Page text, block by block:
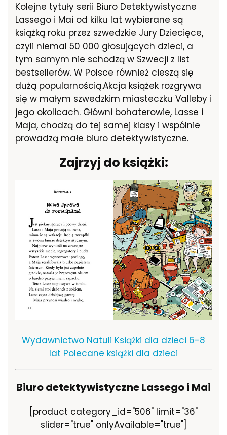
Kolejne tytuły serii Biuro Detektywistyczne
Lassego i Mai od kilku lat wybierane są
książką roku przez szwedzkie Jury Dziecięce,
czyli niemal 50 000 głosujących dzieci, a
tym samym nie schodzą w Szwecji z list
bestsellerów. W Polsce również cieszą się
dużą popularnością.Akcja książek rozgrywa
się w małym szwedzkim miasteczku Valleby i
jego okolicach. Główni bohaterowie, Lasse i
Maja, chodzą do tej samej klasy i wspólnie
prowadzą małe biuro detektywistyczne.
Zajrzyj do książki:
Wydawnictwo Natuli Książki dla dzieci 6-8
lat Polecane książki dla dzieci
Biuro detektywistyczne Lassego i Mai
[product category_id="506" limit="36"
slider="true" onlyAvailable="true"]